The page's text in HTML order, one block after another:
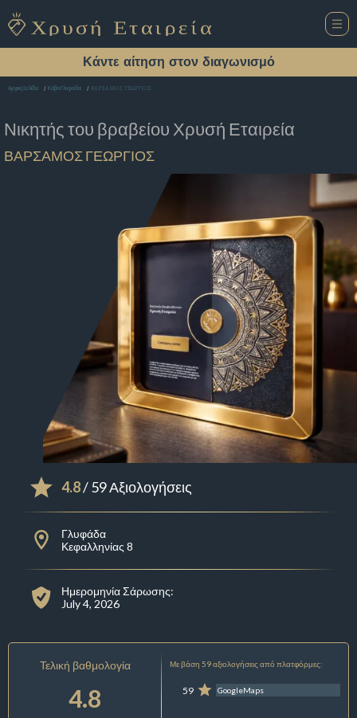
Κάντε αίτηση στον διαγωνισμό
Αρχική Σελίδα Κάβα Γλυφάδα ΒΑΡΣΑΜΟΣ ΓΕΩΡΓΙΟΣ
Νικητής του βραβείου Χρυσή Εταιρεία
ΒΑΡΣΑΜΟΣ ΓΕΩΡΓΙΟΣ
4.8/ 59 Αξιολογήσεις
Γλυφάδα
Κεφαλληνίας 8
Ημερομηνία Σάρωσης:
July 4, 2026
Τελική βαθμολογία
4.8
Με βάση 59 αξιολογήσεις από πλατφόρμες:
59 GoogleMaps